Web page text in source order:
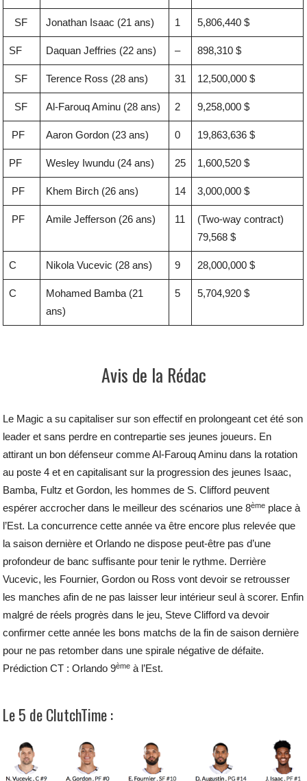
SF Jonathan Isaac (21 ans) 1 5,806,440 $
SF Daquan Jeffries (22 ans) – 898,310 $
SF Terence Ross (28 ans) 31 12,500,000 $
SF Al-Farouq Aminu (28 ans) 2 9,258,000 $
PF Aaron Gordon (23 ans) 0 19,863,636 $
PF Wesley Iwundu (24 ans) 25 1,600,520 $
PF Khem Birch (26 ans) 14 3,000,000 $
PF Amile Jefferson (26 ans) 11
(Two-way contract)
79,568 $
C Nikola Vucevic (28 ans) 9 28,000,000 $
C
Mohamed Bamba (21
ans)
5 5,704,920 $
Avis de la Rédac
Le Magic a su capitaliser sur son effectif en prolongeant cet été son
leader et sans perdre en contrepartie ses jeunes joueurs. En
attirant un bon défenseur comme Al-Farouq Aminu dans la rotation
au poste 4 et en capitalisant sur la progression des jeunes Isaac,
Bamba, Fultz et Gordon, les hommes de S. Clifford peuvent
espérer accrocher dans le meilleur des scénarios une 8ème place à
l’Est. La concurrence cette année va être encore plus relevée que
la saison dernière et Orlando ne dispose peut-être pas d’une
profondeur de banc suffisante pour tenir le rythme. Derrière
Vucevic, les Fournier, Gordon ou Ross vont devoir se retrousser
les manches afin de ne pas laisser leur intérieur seul à scorer. Enfin
malgré de réels progrès dans le jeu, Steve Clifford va devoir
confirmer cette année les bons matchs de la fin de saison dernière
pour ne pas retomber dans une spirale négative de défaite.
Prédiction CT : Orlando 9ème à l’Est.
Le 5 de ClutchTime :